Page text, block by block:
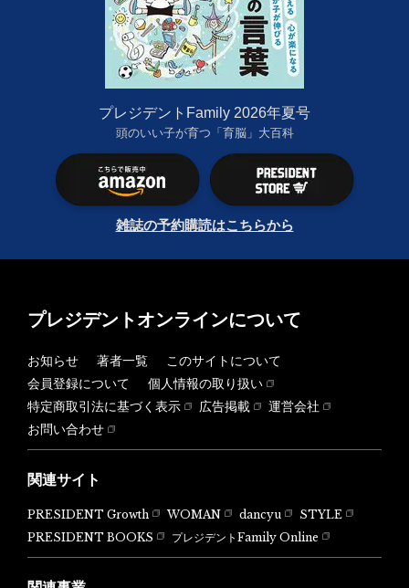
プレジデントFamily 2026年夏号
頭のいい子が育つ「育脳」大百科
雑誌の予約購読はこちらから
プレジデントオンラインについて
お知らせ 著者一覧
このサイトについて
会員登録について
個人情報の取り扱い
特定商取引法に基づく表示
広告掲載
運営会社
お問い合わせ
関連サイト
PRESIDENT Growth WOMAN dancyu
STYLE
PRESIDENT BOOKS
プレジデントFamily Online